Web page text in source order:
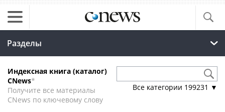
Разделы
Индексная книга (каталог)
CNews*
Получите все материалы
CNews по ключевому слову
Все категории 199231 ▼